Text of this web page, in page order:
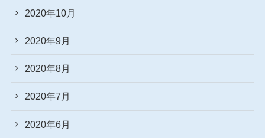
2020年10月
2020年9月
2020年8月
2020年7月
2020年6月